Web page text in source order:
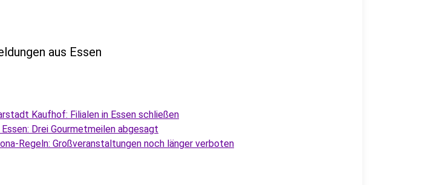
aus Essen
Kaufhof: Filialen in Essen schließen
Essen: Drei Gourmetmeilen abgesagt
Regeln: Großveranstaltungen noch länger verboten